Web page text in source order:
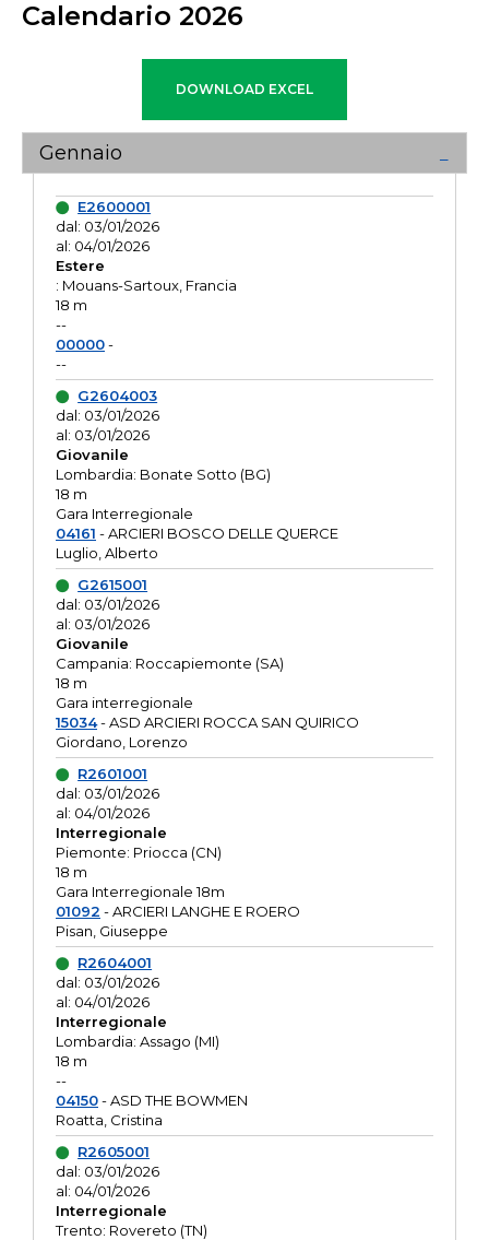
Calendario 2026
Gennaio
E2600001
dal: 03/01/2026
al: 04/01/2026
Estere
: Mouans-Sartoux, Francia
18 m
--
00000-
--
G2604003
dal: 03/01/2026
al: 03/01/2026
Giovanile
Lombardia: Bonate Sotto (BG)
18 m
Gara Interregionale
04161 - ARCIERI BOSCO DELLE QUERCE
Luglio, Alberto
G2615001
dal: 03/01/2026
al: 03/01/2026
Giovanile
Campania: Roccapiemonte (SA)
18 m
Gara interregionale
15034- ASD ARCIERI ROCCA SAN QUIRICO
Giordano, Lorenzo
R2601001
dal: 03/01/2026
al: 04/01/2026
Interregionale
Piemonte: Priocca (CN)
18 m
Gara Interregionale 18m
01092 - ARCIERI LANGHE E ROERO
Pisan, Giuseppe
R2604001
dal: 03/01/2026
al: 04/01/2026
Interregionale
Lombardia: Assago (MI)
18 m
--
04150- ASD THE BOWMEN
Roatta, Cristina
R2605001
dal: 03/01/2026
al: 04/01/2026
Interregionale
Trento: Rovereto (TN)